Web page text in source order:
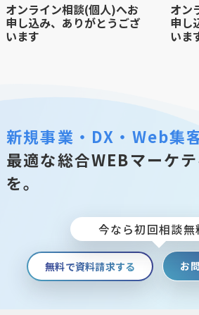
オンライン相談(個人)へお
申し込み、ありがとうござ
います
オン
申し
いま
新規事業・DX・Web集
最適な総合WEBマーケ
を。
今なら初回相談無
無料で資料請求する お